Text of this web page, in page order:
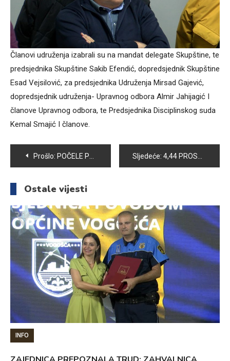
Članovi udruženja izabrali su na mandat delegate Skupštine, te
predsjednika Skupštine Sakib Efendić, dopredsjednik Skupštine
Esad Vejsilović, za predsjednika Udruženja Mirsad Gajević,
dopredsjednik udruženja- Upravnog odbora Almir Jahijagić I
članove Upravnog odbora, te Predsjednika Disciplinskog suda
Kemal Smajić I članove.
Navigacija
članaka
Prošlo: POČELE PRIPREME ZA EKSTERNU MATURU U OŠ “IZET ŠABIĆ” Sljedeće: 4,44 PROSJEČNA OCJENA NA KRAJU ŠKOLSKE GODINE ZA UČENIKE OŠ “ZAJKO DELIĆ”
Ostale vijesti
INFO